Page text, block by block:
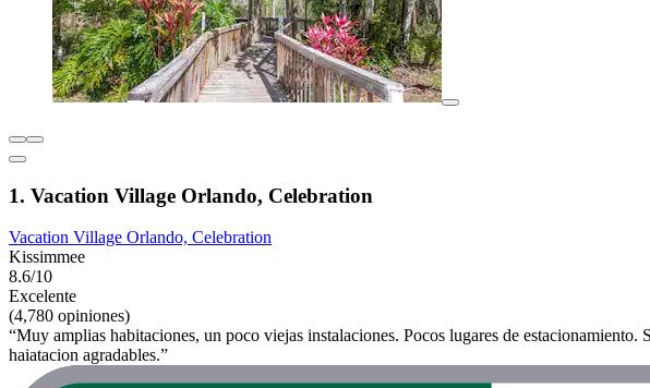
1. Vacation Village Orlando, Celebration
Vacation Village Orlando, Celebration
Kissimmee
8.6/10
Excelente
(4,780 opiniones)
“Muy amplias habitaciones, un poco viejas instalaciones. Pocos lugares de
haiatacion agradables.”